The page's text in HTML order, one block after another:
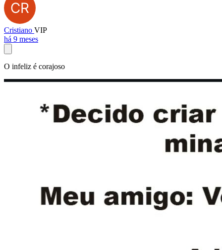
Cristiano VIP
há 9 meses
O infeliz é corajoso